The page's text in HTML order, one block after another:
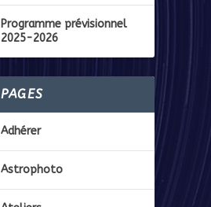
Programme prévisionnel
2025-2026
PAGES
Adhérer
Astrophoto